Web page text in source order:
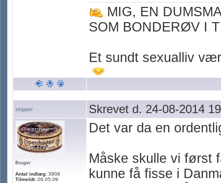
MIG, EN
SOM BONDERØV I
Et sundt sexualliv
skipper Skrevet d. 24-08-2014
Bruger
Antal indlæg: 3908
Tilmeldt: 08.05.09
Det var da en
Måske skulle vi først
kunne få fisse i